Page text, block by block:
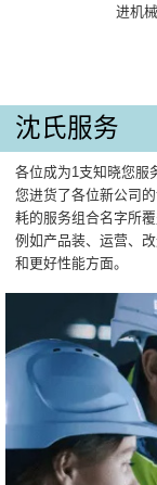
进机
沈氏服务
各位成为1支知晓您服
您进货了各位新公司
耗的服务组合名字所
例如产品装、运营、
和更好性能方面。